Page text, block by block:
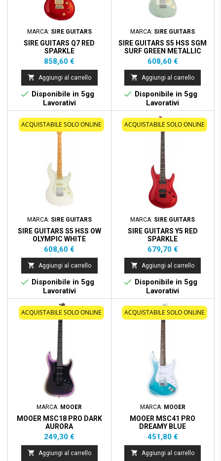
MARCA: SIRE GUITARS
SIRE GUITARS Q7 RED
SPARKLE
Prezzo
858,60 €
 Aggiungi al carrello
 Disponibile in 5gg
Lavorativi
MARCA: SIRE GUITARS
SIRE GUITARS S5 HSS SGM
SURF GREEN METALLIC
Prezzo
608,60 €
 Aggiungi al carrello
 Disponibile in 5gg
Lavorativi
ACQUISTABILE SOLO ONLINE
MARCA: SIRE GUITARS
SIRE GUITARS S5 HSS OW
OLYMPIC WHITE
Prezzo
608,60 €
 Aggiungi al carrello
 Disponibile in 5gg
Lavorativi
ACQUISTABILE SOLO ONLINE
MARCA: SIRE GUITARS
SIRE GUITARS Y5 RED
SPARKLE
Prezzo
679,70 €
 Aggiungi al carrello
 Disponibile in 5gg
Lavorativi
ACQUISTABILE SOLO ONLINE
MARCA: MOOER
MOOER MSC18 PRO DARK
AURORA
Prezzo
249,30 €
 Aggiungi al carrello
ACQUISTABILE SOLO ONLINE
MARCA: MOOER
MOOER MSC41 PRO
DREAMY BLUE
Prezzo
451,80 €
 Aggiungi al carrello